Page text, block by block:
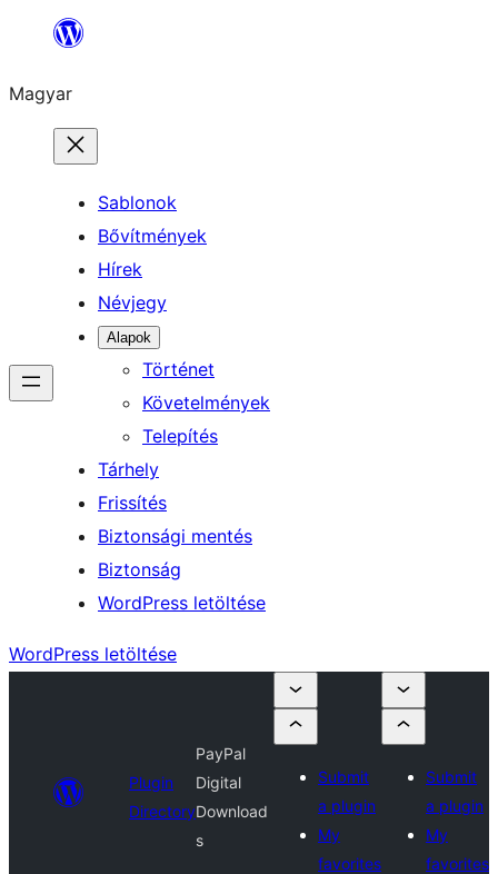
Ugrás
tartalomhoz
Magyar
Sablonok
Bővítmények
Hírek
Névjegy
Alapok
Történet
Követelmények
Telepítés
Tárhely
Frissítés
Biztonsági mentés
Biztonság
WordPress letöltése
WordPress letöltése
Plugin
Directory
PayPal
Digital
Download
s
Submit
a plugin
My
favorites
Submit
a plugin
My
favorites